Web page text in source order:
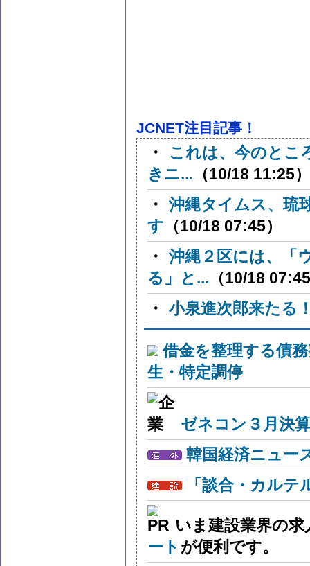
JCNET注目記事！
・
これは、今のとこ
きニ... （10/18 11:25）
・ 沖縄タイムス、琉
す （10/18 07:45）
・ 沖縄２区には、「
る」と... （10/18
・ 小泉進次郎来たる
借金を整理する債
生・特定調停
ゼネコン３月決
韓国経済ニュー
「談合・カル
いま建設業界の
ート が便利です。